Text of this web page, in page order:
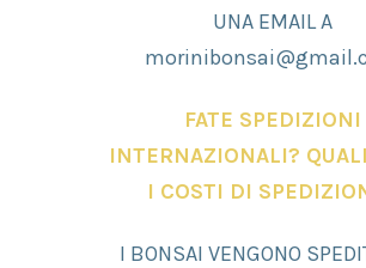
UNA EMAIL A
FATE SPEDIZIONI
INTERNAZIONALI?
I COSTI DI
I BONSAI VENGONO